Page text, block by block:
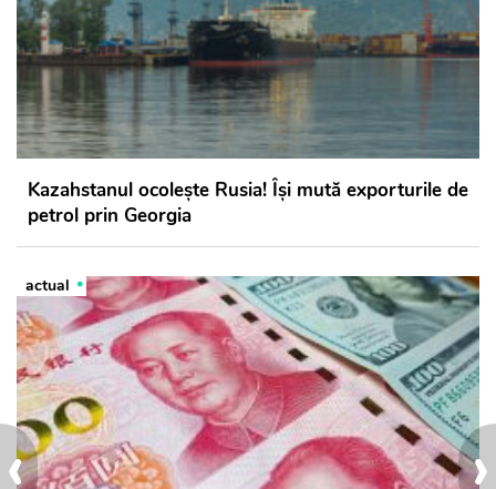
›
‹
Kazahstanul ocolește Rusia! Își mută exporturile de
petrol prin Georgia
actual